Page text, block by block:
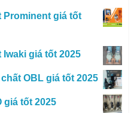
giá tốt
giá tốt 2025
OBL giá tốt 2025
giá tốt 2025